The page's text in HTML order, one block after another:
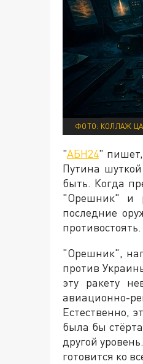
ФОТО: КОЛЛАЖ
"АБН24" пишет,
Путина
быть. Когда
"Орешник" и
последние
противостоять.
"Орешник",
против
эту ракету
авиационно-
Естественно,
была бы
другой
готовится ко